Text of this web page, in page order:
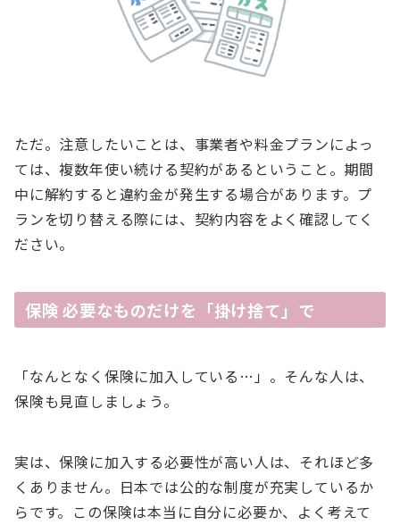
ただ。注意したいことは、事業者や料金プランによっ
ては、複数年使い続ける契約があるということ。期間
中に解約すると違約金が発生する場合があります。プ
ランを切り替える際には、契約内容をよく確認してく
ださい。
保険 必要なものだけを「掛け捨て」で
「なんとなく保険に加入している…」。そんな人は、
保険も見直しましょう。
実は、保険に加入する必要性が高い人は、それほど多
くありません。日本では公的な制度が充実しているか
らです。この保険は本当に自分に必要か、よく考えて